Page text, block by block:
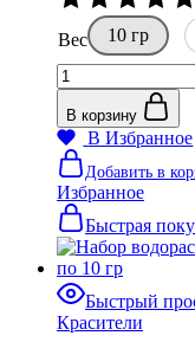
140₽
620₽
Вес 10 гр
Количество
товара
Краситель
для
бомбочек
и
соли
Оранжевый
В корзину
В Избранное
Добавить в
Избранное
Быстрая
Быстрый
Красители